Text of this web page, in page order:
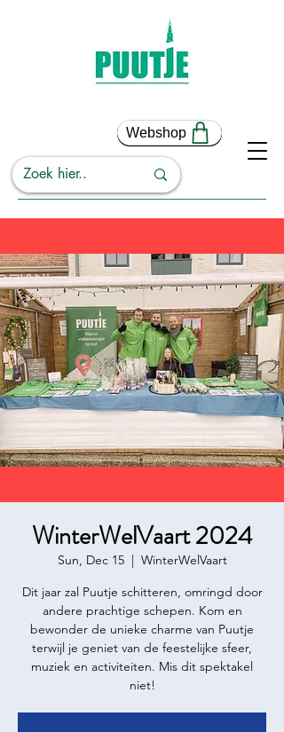
Webshop
WinterWelVaart 2024
Sun, Dec 15
  |
WinterWelVaart
Dit jaar zal Puutje schitteren, omringd door
andere prachtige schepen. Kom en
bewonder de unieke charme van Puutje
terwijl je geniet van de feestelijke sfeer,
muziek en activiteiten. Mis dit spektakel
niet!